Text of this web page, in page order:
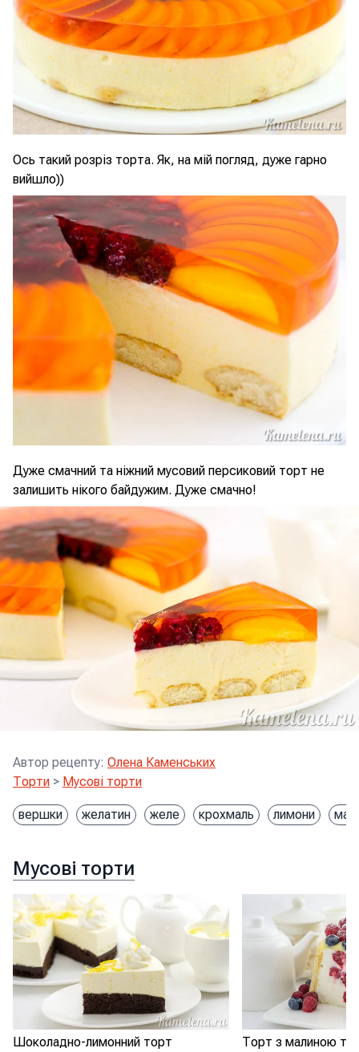
Ось такий розріз торта. Як, на мій погляд, дуже гарно
вийшло))
Дуже смачний та ніжний мусовий персиковий торт не
залишить нікого байдужим. Дуже смачно!
Автор рецепту: Олена Каменських
Торти > Мусові торти
вершки желатин желе крохмаль лимони
Мусові торти
Шоколадно-лимонний торт
Торт з малиною та